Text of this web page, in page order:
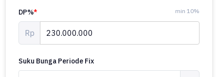
DP%* min 10%
Rp
Suku Bunga Periode Fix